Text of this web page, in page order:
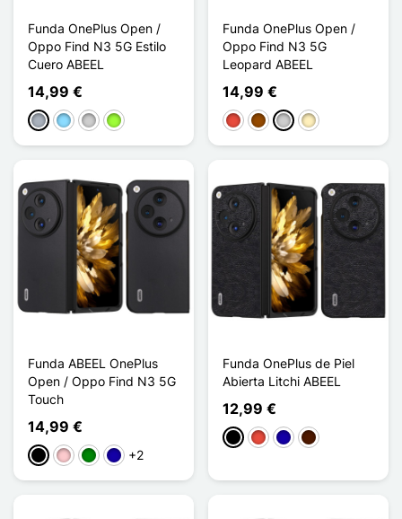
Funda OnePlus Open /
Oppo Find N3 5G Estilo
Cuero ABEEL
14,99 €
Gris Azul claro
PlataVerde manzana
Funda OnePlus Open /
Oppo Find N3 5G
Leopard ABEEL
14,99 €
RojoMarrónPlataOro
Funda ABEEL OnePlus
Open / Oppo Find N3 5G
Touch
14,99 €
NegroRosaVerdeAzul oscuro
+2
Funda OnePlus de Piel
Abierta Litchi ABEEL
12,99 €
NegroRojoAzul oscuro
Marrón oscuro